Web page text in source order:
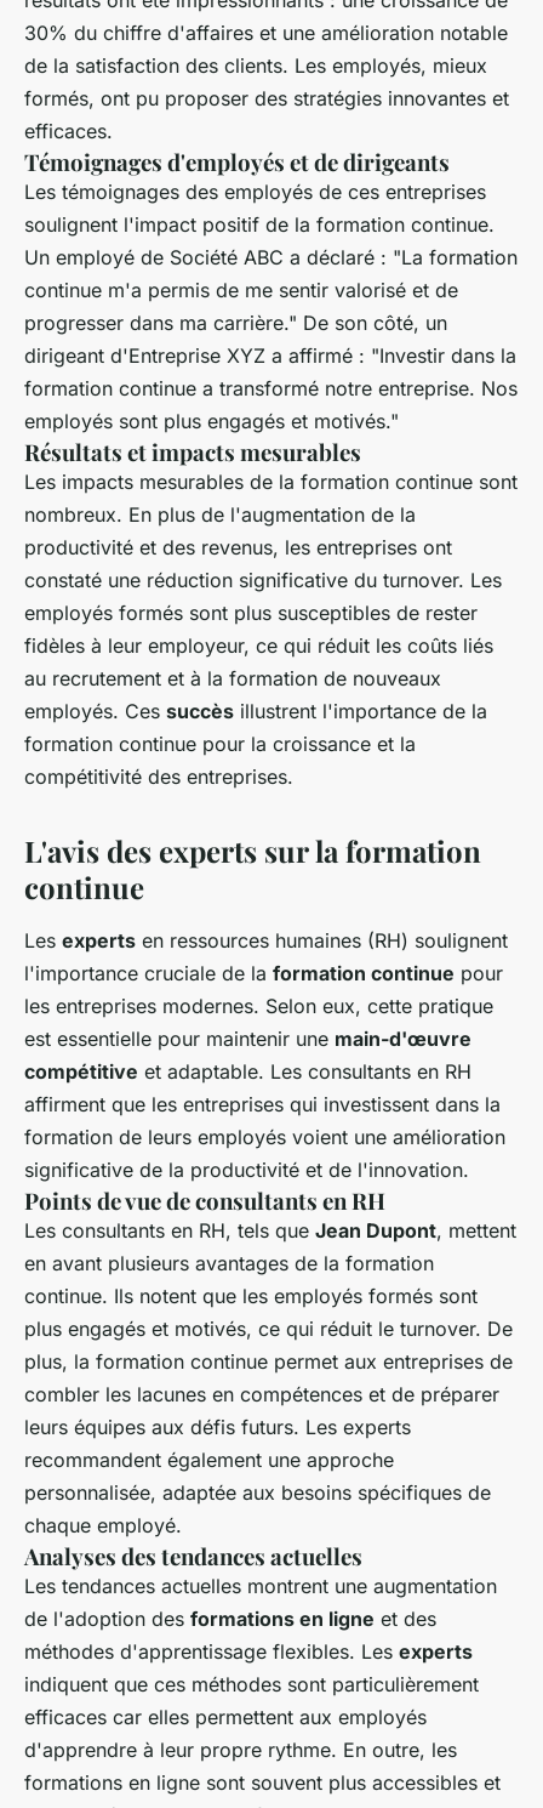
30% du chiffre d'affaires et une amélioration notable
de la satisfaction des clients. Les employés, mieux
formés, ont pu proposer des stratégies innovantes et
efficaces.
Témoignages d'employés et de dirigeants
Les témoignages des employés de ces entreprises
soulignent l'impact positif de la formation continue.
Un employé de Société ABC a déclaré : "La formation
continue m'a permis de me sentir valorisé et de
progresser dans ma carrière." De son côté, un
dirigeant d'Entreprise XYZ a affirmé : "Investir dans la
formation continue a transformé notre entreprise. Nos
employés sont plus engagés et motivés."
Résultats et impacts mesurables
Les impacts mesurables de la formation continue sont
nombreux. En plus de l'augmentation de la
productivité et des revenus, les entreprises ont
constaté une réduction significative du turnover. Les
employés formés sont plus susceptibles de rester
fidèles à leur employeur, ce qui réduit les coûts liés
au recrutement et à la formation de nouveaux
employés. Ces succès illustrent l'importance de la
formation continue pour la croissance et la
compétitivité des entreprises.
L'avis des experts sur la formation
continue
Les experts en ressources humaines (RH) soulignent
l'importance cruciale de la formation continue pour
les entreprises modernes. Selon eux, cette pratique
est essentielle pour maintenir une main-d'œuvre
compétitive et adaptable. Les consultants en RH
affirment que les entreprises qui investissent dans la
formation de leurs employés voient une amélioration
significative de la productivité et de l'innovation.
Points de vue de consultants en RH
Les consultants en RH, tels que Jean Dupont, mettent
en avant plusieurs avantages de la formation
continue. Ils notent que les employés formés sont
plus engagés et motivés, ce qui réduit le turnover. De
plus, la formation continue permet aux entreprises de
combler les lacunes en compétences et de préparer
leurs équipes aux défis futurs. Les experts
recommandent également une approche
personnalisée, adaptée aux besoins spécifiques de
chaque employé.
Analyses des tendances actuelles
Les tendances actuelles montrent une augmentation
de l'adoption des formations en ligne et des
méthodes d'apprentissage flexibles. Les experts
indiquent que ces méthodes sont particulièrement
efficaces car elles permettent aux employés
d'apprendre à leur propre rythme. En outre, les
formations en ligne sont souvent plus accessibles et